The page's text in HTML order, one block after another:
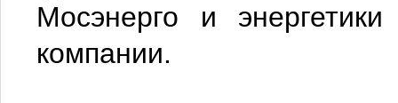
Мосэнерго и
компании.